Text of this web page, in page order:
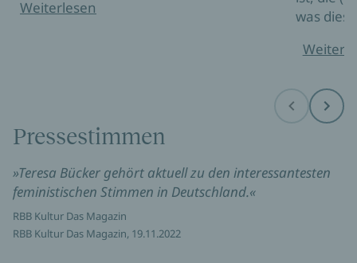
Weiterlesen
was dies
Before Next
Pressestimmen
»Teresa Bücker gehört aktuell zu den interessantesten
feministischen Stimmen in Deutschland.«
RBB Kultur Das Magazin
RBB Kultur Das Magazin, 19.11.2022